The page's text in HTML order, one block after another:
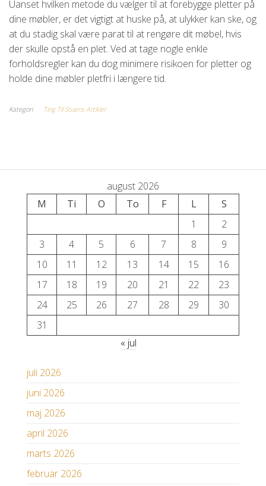
Uanset hvilken metode du vælger til at forebygge pletter på
dine møbler, er det vigtigt at huske på, at ulykker kan ske, og
at du stadig skal være parat til at rengøre dit møbel, hvis
der skulle opstå en plet. Ved at tage nogle enkle
forholdsregler kan du dog minimere risikoen for pletter og
holde dine møbler pletfri i længere tid.
Kategori Ting Til Stuens Artikler
august 2026
M
Ti O To F L
S
1
2
3
4 5 6 7 8
9
10
11 12 13 14 15
16
17
18 19 20 21 22
23
24
25 26 27 28 29
30
31
« jul
juli 2026
juni 2026
maj 2026
april 2026
marts 2026
februar 2026